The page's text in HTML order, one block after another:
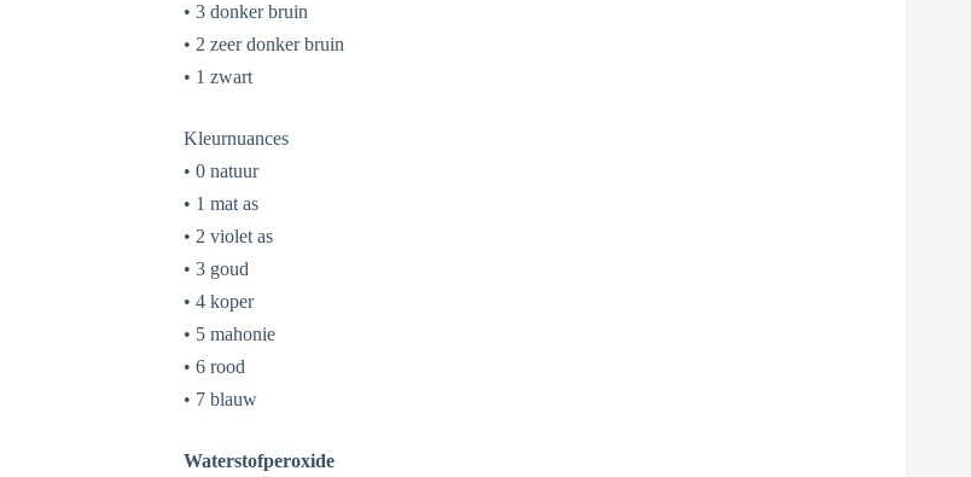
• 3 donker bruin
• 2 zeer donker bruin
• 1 zwart
Kleurnuances
• 0 natuur
• 1 mat as
• 2 violet as
• 3 goud
• 4 koper
• 5 mahonie
• 6 rood
• 7 blauw
Waterstofperoxide